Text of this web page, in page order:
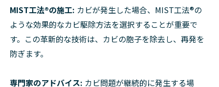
MIST工法®の施工: カビが発生した場合、MIST工法®の
ような効果的なカビ駆除方法を選択することが重要で
す。この革新的な技術は、カビの胞子を除去し、再発を
防ぎます。
専門家のアドバイス: カビ問題が継続的に発生する場